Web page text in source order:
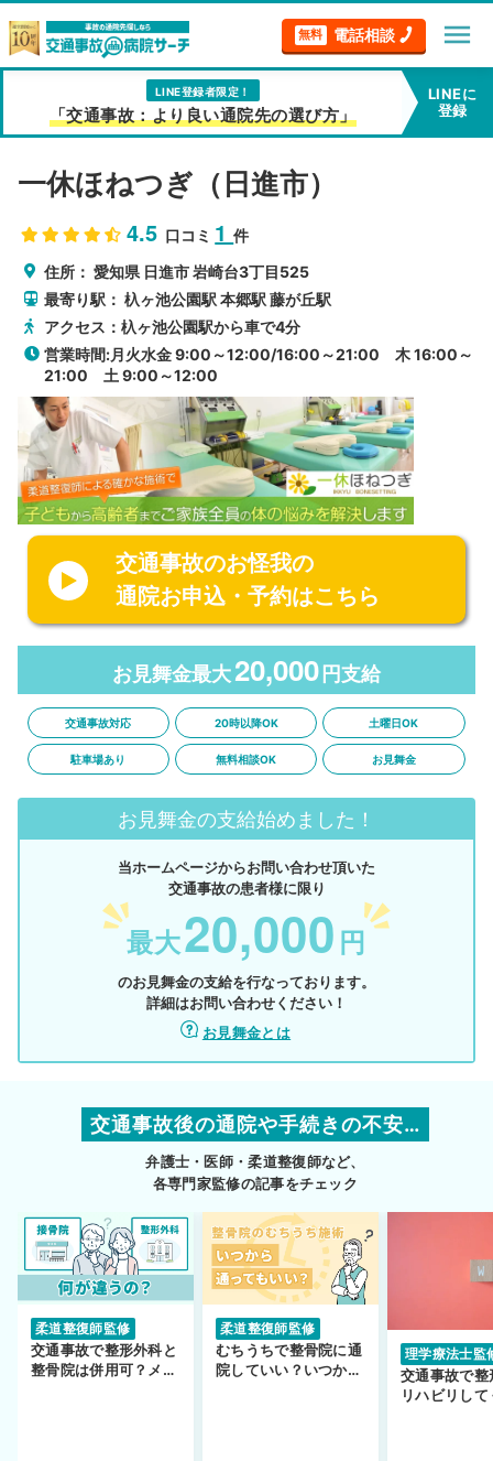
無料 電話相談 menu
LINE登録者限定！
「交通事故：より良い通院先の選び方」
LINEに
登録
一休ほねつぎ（日進市）
4.5 口コミ 1件
住所：愛知県 日進市岩崎台3丁目525
最寄り駅：杁ヶ池公園駅 本郷駅 藤が丘駅
アクセス：杁ヶ池公園駅から車で4分
営業時間:月火水金 9:00～12:00/16:00～21:00 木 16:00～
21:00 土 9:00～12:00
交通事故のお怪我の
通院お申込・予約はこちら
お見舞金最大20,000 円支給
交通事故対応 20時以降OK 土曜日OK
駐車場あり 無料相談OK お見舞金
お見舞金の支給始めました！
当ホームページからお問い合わせ頂いた
交通事故の患者様に限り
最大20,000 円
のお見舞金の支給を行なっております。
詳細はお問い合わせください！
お見舞金とは
交通事故後の通院や手続きの不安…
弁護士・医師・柔道整復師など、
各専門家監修の記事をチェック
柔道整復師監修
交通事故で整形外科と
整骨院は併用可？メリ
柔道整復師監修
むちうちで整骨院に通
院していい？いつから
理学療法士監
交通事故で整
リハビリして